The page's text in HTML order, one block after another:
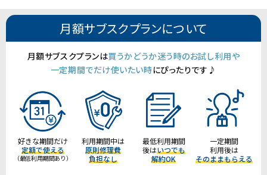
月額サブスクプランについて
月額サブスクプランは買うかどうか迷う時のお試し利用や
一定期間でだけ使いたい時にぴったりです♪
好きな期間だけ
定額で使える
（最低利用期間あり）
利用期間中は
原則修理費
負担なし
最低利用期間
後はいつでも
解約OK
一定期間
利用後は
そのままもらえる